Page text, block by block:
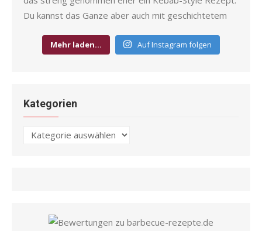
Mehr laden… Auf Instagram folgen
Kategorien
Kategorien